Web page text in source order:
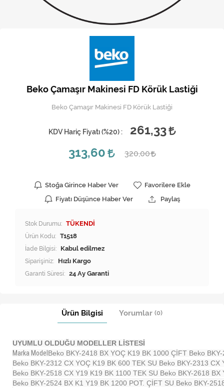
Musluk
Beko Çamaşır Makinesi FD Körük Lastiği
Beko Çamaşır Makinesi FD Körük Lastiği
KDV Hariç Fiyatı (%20) :
261,33
313,60
320,00
Stoğa Girince Haber Ver
Favorilere Ekle
Fiyatı Düşünce Haber Ver
Paylaş
Stok Durumu: TÜKENDİ
Ürün Kodu: T1518
İade Bilgisi:
Siparişiniz: Hızlı Kargo
Garanti Süresi: 24 Ay Garanti
Ürün Bilgisi Yorumlar (0)
UYUMLU OLDUĞU MODELLER LİSTESİ
Marka Model Beko BKY-2418 BX YOÇ K19 BK 1000 ÇİFT Beko
Beko BKY-2312 CX YOÇ K19 BK 600 TEK SU Beko BKY-2313
Beko BKY-2518 CX Y19 K19 BK 1100 TEK SU Beko BKY-2618
Beko BKY-2524 BX K1 Y19 BK 1200 POT. ÇİFT SU Beko BKY-